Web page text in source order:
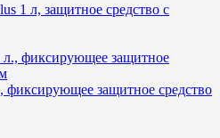
1 л, защитное средство с
фиксирующее защитное средство